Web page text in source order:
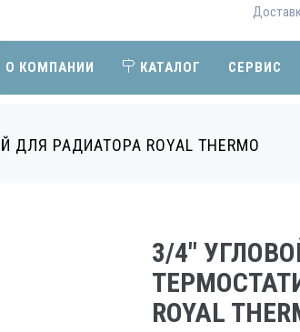
О КОМПАНИИ КАТАЛОГ СЕРВИС
РАДИАТОРА ROYAL THERMO
3/4"
ROYAL